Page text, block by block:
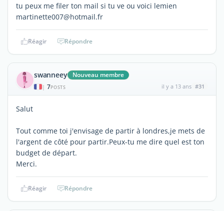
tu peux me filer ton mail si tu ve ou voici lemien
martinette007@hotmail.fr
Réagir Répondre
swanneey Nouveau membre
| 7POSTS il y a 13 ans #31
Salut
Tout comme toi j'envisage de partir à londres,je mets de
l'argent de côté pour partir.Peux-tu me dire quel est ton
budget de départ.
Merci.
Réagir Répondre